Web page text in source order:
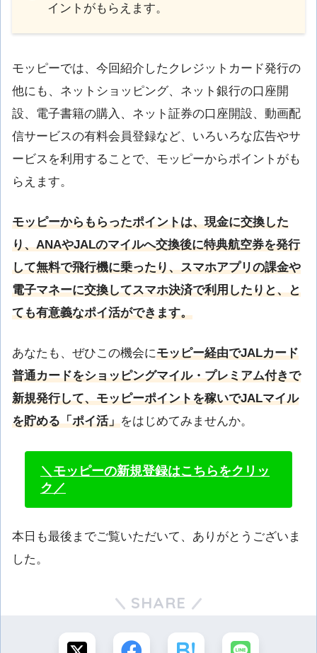
イントがもらえます。
モッピーでは、今回紹介したクレジットカード発行の
他にも、ネットショッピング、ネット銀行の口座開
設、電子書籍の購入、ネット証券の口座開設、動画配
信サービスの有料会員登録など、いろいろな広告やサ
ービスを利用することで、モッピーからポイントがも
らえます。
モッピーからもらったポイントは、現金に交換した
り、ANAやJALのマイルへ交換後に特典航空券を発行
して無料で飛行機に乗ったり、スマホアプリの課金や
電子マネーに交換してスマホ決済で利用したりと、と
ても有意義なポイ活ができます。
あなたも、ぜひこの機会にモッピー経由でJALカード
普通カードをショッピングマイル・プレミアム付きで
新規発行して、モッピーポイントを稼いでJALマイル
を貯める「ポイ活」をはじめてみませんか。
＼モッピーの新規登録はこちらをクリッ
ク／
本日も最後までご覧いただいて、ありがとうございま
した。
SHARE